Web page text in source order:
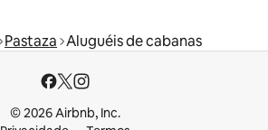
Pastaza Aluguéis de cabanas
© 2026 Airbnb, Inc.